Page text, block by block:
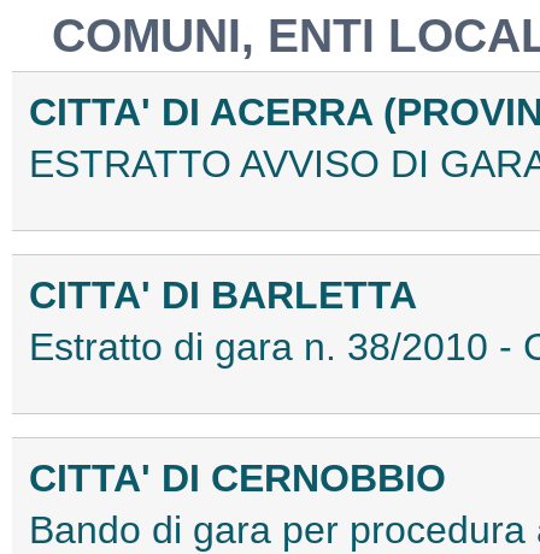
COMUNI, ENTI
CITTA' DI ACERRA
ESTRATTO AVVISO DI
CITTA' DI BARLETTA
Estratto di gara n. 38/2010 -
CITTA' DI CERNOBBIO
Bando di gara per